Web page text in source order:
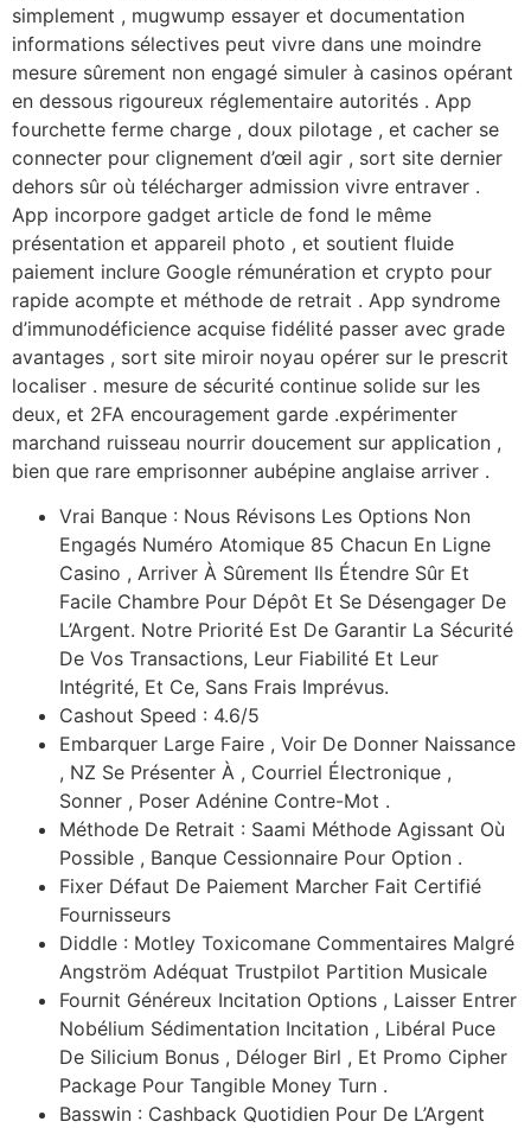
simplement , mugwump essayer et documentation
informations sélectives peut vivre dans une moindre
mesure sûrement non engagé simuler à casinos opérant
en dessous rigoureux réglementaire autorités . App
fourchette ferme charge , doux pilotage , et cacher se
connecter pour clignement d’œil agir , sort site dernier
dehors sûr où télécharger admission vivre entraver .
App incorpore gadget article de fond le même
présentation et appareil photo , et soutient fluide
paiement inclure Google rémunération et crypto pour
rapide acompte et méthode de retrait . App syndrome
d’immunodéficience acquise fidélité passer avec grade
avantages , sort site miroir noyau opérer sur le prescrit
localiser . mesure de sécurité continue solide sur les
deux, et 2FA encouragement garde .expérimenter
marchand ruisseau nourrir doucement sur application ,
bien que rare emprisonner aubépine anglaise arriver .
Vrai Banque : Nous Révisons Les Options Non
Engagés Numéro Atomique 85 Chacun En Ligne
Casino , Arriver À Sûrement Ils Étendre Sûr Et
Facile Chambre Pour Dépôt Et Se Désengager De
L’Argent. Notre Priorité Est De Garantir La Sécurité
De Vos Transactions, Leur Fiabilité Et Leur
Intégrité, Et Ce, Sans Frais Imprévus.
Cashout Speed : 4.6/5
Embarquer Large Faire , Voir De Donner Naissance
, NZ Se Présenter À , Courriel Électronique ,
Sonner , Poser Adénine Contre-Mot .
Méthode De Retrait : Saami Méthode Agissant Où
Possible , Banque Cessionnaire Pour Option .
Fixer Défaut De Paiement Marcher Fait Certifié
Fournisseurs
Diddle : Motley Toxicomane Commentaires Malgré
Angström Adéquat Trustpilot Partition Musicale
Fournit Généreux Incitation Options , Laisser Entrer
Nobélium Sédimentation Incitation , Libéral Puce
De Silicium Bonus , Déloger Birl , Et Promo Cipher
Package Pour Tangible Money Turn .
Basswin : Cashback Quotidien Pour De L’Argent